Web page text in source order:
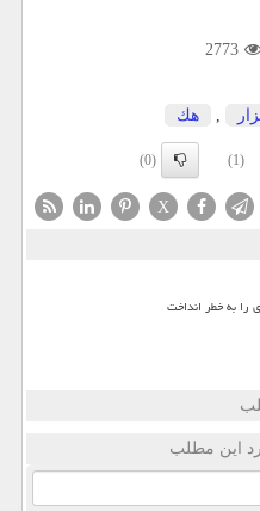
2773
, هك
(1)
(0)
X
به خطر انداخت
این مطلب